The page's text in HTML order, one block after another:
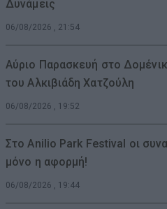
Δυνάμεις
06/08/2026 , 21:54
Αύριο Παρασκευή στο
του Αλκιβιάδη Χατζούλη
06/08/2026 , 19:52
Στο Anilio Park Festival οι
μόνο η αφορμή!
06/08/2026 , 19:44